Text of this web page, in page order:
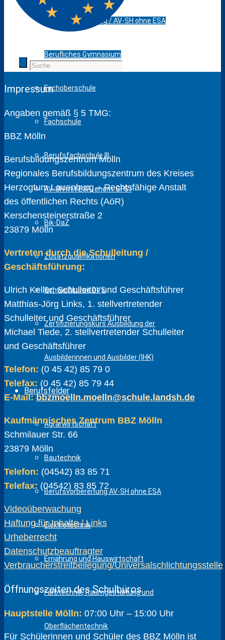
Berufsvorbereitung / AV-SH ohne ESA
Berufliches Gymnasium
Fachoberschule
Fachschule
Berufsfachschule III
AV-SH mit ESA, ehem. BFS I
Bik-DaZ
Zusatzqualifikationen
Schweißkurse DVS
Zertifizierungskurs Ausbildung der
Ausbilderinnen und Ausbilder (IHK)
Berufsfelder
Agrarwirtschaft
Bautechnik
Berufsvorbereitung AV-SH ohne ESA
Elektrotechnik
Ernährung und Hauswirtschaft
Farbtechnik, Raumgestaltung und
Oberflächentechnik
Impressum
Angaben gemäß § 5 TMG:
BBZ Mölln
Berufsbildungszentrum Mölln
Regionales Berufsbildungszentrum des Kreises
Herzogtum Lauenburg – Rechtsfähige Anstalt
des öffentlichen Rechts (AöR)
Kerschensteinerstraße 2
23879 Mölln
Vertreten durch die Schulleitung /
Geschäftsführung:
Ulrich Keller, Schulleiter und Geschäftsführer
Matthias-Jörg Links, 1. stellvertretender
Schulleiter und Geschäftsführer
Michael Tiede, 2. stellvertretender Schulleiter
und Geschäftsführer
Telefon: (0 45 42) 85 79 0
Telefax: (0 45 42) 85 79 44
E-Mail:bbzmoelln.moelln@schule.landsh.de
Kaufmännisches Zentrum BBZ Mölln
Schmilauer Str. 66
23879 Mölln
Telefon: (04542) 83 85 71
Telefax: (04542) 83 85 72
Videoüberwachung
Haftung für Inhalte / Links
Urheberrecht
Datenschutzbeauftragter
Verbraucherstreitbeilegung/Universalschlichtungsstelle
Öffnungszeiten des Schulbüros
Hauptstelle Mölln: 07:00 Uhr – 15:00 Uhr
Für Schülerinnen und Schüler des BBZ Mölln ist